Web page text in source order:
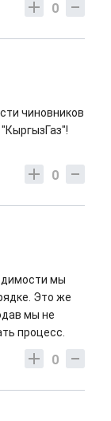
0
чиновников
0
мы
Это же
мы не
процесс.
0